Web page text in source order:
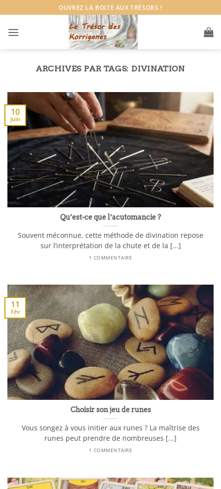
au
contenu
OUVREZ LA BOITE AUX TRÉSORS !
ARCHIVES PAR TAGS: DIVINATION
Qu’est-ce que l’acutomancie ?
Souvent méconnue, cette méthode de divination repose
sur l’interprétation de la chute et de la [...]
1 COMMENTAIRE
10
Juin
Choisir son jeu de runes
Vous songez à vous initier aux runes ? La maîtrise des
runes peut prendre de nombreuses [...]
1 COMMENTAIRE
11
Fév